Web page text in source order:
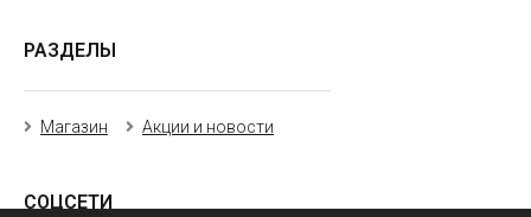
РАЗДЕЛЫ
Магазин Акции и новости
СОЦСЕТИ